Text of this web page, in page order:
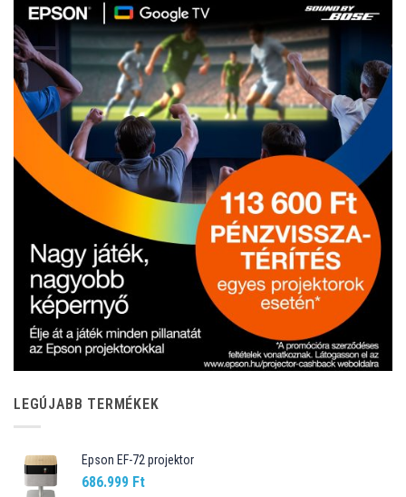
LEGÚJABB TERMÉKEK
Epson EF-72 projektor
686.999 Ft